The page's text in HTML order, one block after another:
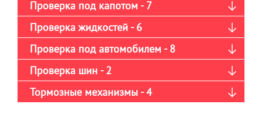
Проверка под капотом - 7
Проверка жидкостей - 6
Проверка под автомобилем - 8
Проверка шин - 2
Тормозные механизмы - 4